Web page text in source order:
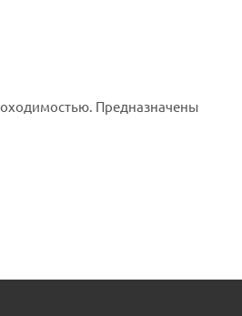
Предназначены